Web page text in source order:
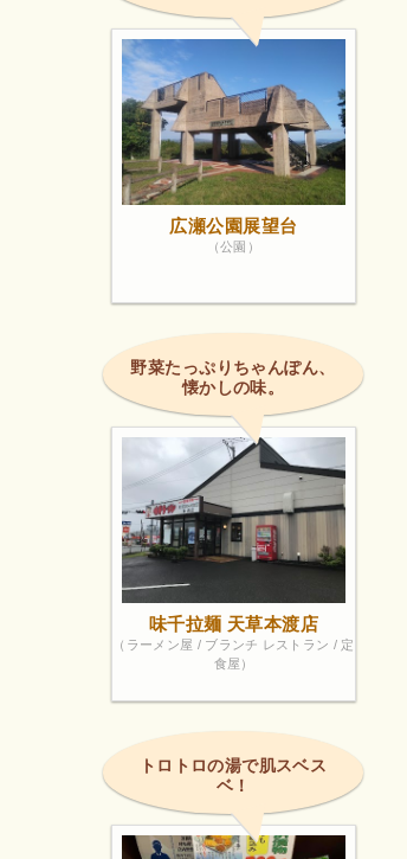
甲殻類さえなければ(苦笑)
画像は著作権
広瀬公園展望台
（公園）
野菜たっぷりちゃんぽん、
懐かしの味。
味千拉麺 天草本渡店
（ラーメン屋 / ブランチ レストラン / 定
食屋）
トロトロの湯で肌スベス
ベ！